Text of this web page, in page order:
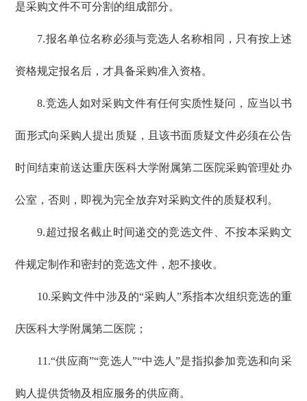
是采购文件不可分割的组成部分。
7.报名单位名称必须与竞选人名称相同，只有按上述
资格规定报名后，才具备采购准入资格。
8.竞选人如对采购文件有任何实质性疑问，应当以书
面形式向采购人提出质疑，且该书面质疑文件必须在公告
时间结束前送达重庆医科大学附属第二医院采购管理处办
公室，否则，即视为完全放弃对采购文件的质疑权利。
9.超过报名截止时间递交的竞选文件、不按本采购文
件规定制作和密封的竞选文件，恕不接收。
10.采购文件中涉及的“采购人”系指本次组织竞选的重
庆医科大学附属第二医院；
11.“供应商”“竞选人”“中选人”是指拟参加竞选和向采
购人提供货物及相应服务的供应商。